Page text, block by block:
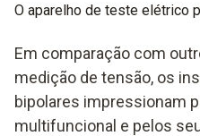
O aparelho de teste elétrico
Em comparação com
medição de tensão, os
bipolares impressionam
multifuncional e pelos